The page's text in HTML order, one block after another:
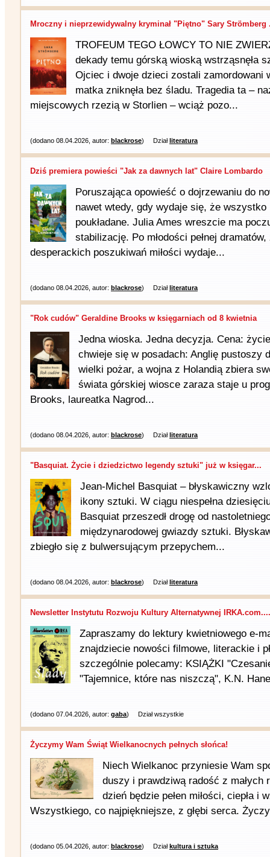
Mroczny i nieprzewidywalny kryminał "Piętno" Sary Strömberg
TROFEUM TEGO ŁOWCY TO NIE
dekady temu górską wioską wstrząsnęła
Ojciec i dwoje dzieci zostali zamordowani
matka zniknęła bez śladu. Tragedia ta –
miejscowych rzezią w Storlien – wciąż pozo...
(dodano 08.04.2026, autor: blackrose) Działliteratura
Dziś premiera powieści "Jak za dawnych lat" Claire Lombardo
Poruszająca opowieść o dojrzewaniu do
nawet wtedy, gdy wydaje się, że
poukładane. Julia Ames wreszcie ma
stabilizację. Po młodości pełnej
desperackich poszukiwań miłości wydaje...
(dodano 08.04.2026, autor: blackrose) Działliteratura
"Rok cudów" Geraldine Brooks w księgarniach od 8 kwietnia
Jedna wioska. Jedna decyzja. Cena:
chwieje się w posadach: Anglię pustoszy
wielki pożar, a wojna z Holandią zbiera
świata górskiej wiosce zaraza staje u
Brooks, laureatka Nagrod...
(dodano 08.04.2026, autor: blackrose) Działliteratura
"Basquiat. Życie i dziedzictwo legendy sztuki" już w księgar...
Jean-Michel Basquiat – błyskawiczny
ikony sztuki. W ciągu niespełna
Basquiat przeszedł drogę od
międzynarodowej gwiazdy sztuki.
zbiegło się z bulwersującym przepychem...
(dodano 08.04.2026, autor: blackrose) Działliteratura
Newsletter Instytutu Rozwoju Kultury Alternatywnej IRKA.com....
Zapraszamy do lektury kwietniowego e-
znajdziecie nowości filmowe, literackie i
szczególnie polecamy: KSIĄŻKI
"Tajemnice, które nas niszczą", K.N.
(dodano 07.04.2026, autor: gaba) Dział wszystkie
Życzymy Wam Świąt Wielkanocnych pełnych słońca!
Niech Wielkanoc przyniesie Wam
duszy i prawdziwą radość z małych
dzień będzie pełen miłości, ciepła i
Wszystkiego, co najpiękniejsze, z głębi serca.
(dodano 05.04.2026, autor: blackrose) Działkultura i sztuka